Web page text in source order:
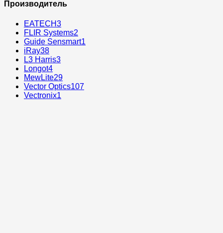
Производитель
EATECH3
FLIR Systems2
Guide Sensmart1
iRay38
L3 Harris3
Longot4
MewLite29
Vector Optics107
Vectronix1